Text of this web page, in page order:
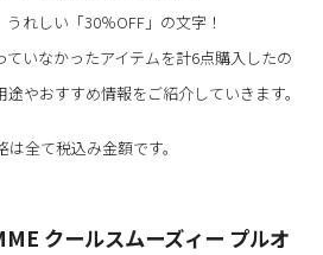
れしい「30％OFF」の文字！
いなかったアイテムを計6点購入したの
やおすすめ情報をご紹介していきます。
全て税込み金額です。
クールスムーズィー プルオ